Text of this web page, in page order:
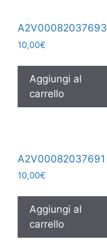
A2V00082037693
10,00€
Aggiungi al
carrello
A2V00082037691
10,00€
Aggiungi al
carrello